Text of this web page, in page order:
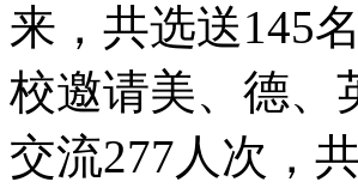
来，共选送145
校邀请美、德、
交流277人次，